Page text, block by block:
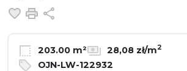
Dodaj do ulubionych
Drukuj
203.00 m² 28,08 zł/m2
OJN-LW-122932